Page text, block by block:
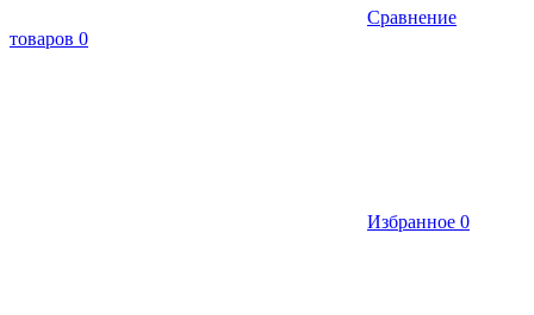
Сравнение
товаров 0
Избранное 0